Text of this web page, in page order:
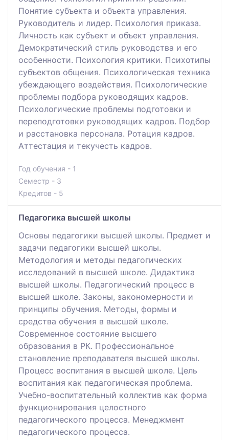
Понятие субъекта и объекта управления.
Руководитель и лидер. Психология приказа.
Личность как субъект и объект управления.
Демократический стиль руководства и его
особенности. Психология критики. Психотипы
субъектов общения. Психологическая техника
убеждающего воздействия. Психологические
проблемы подбора руководящих кадров.
Психологические проблемы подготовки и
переподготовки руководящих кадров. Подбор
и расстановка персонала. Ротация кадров.
Аттестация и текучесть кадров.
Год обучения - 1
Семестр - 3
Кредитов - 5
Педагогика высшей школы
Основы педагогики высшей школы. Предмет и
задачи педагогики высшей школы.
Методология и методы педагогических
исследований в высшей школе. Дидактика
высшей школы. Педагогический процесс в
высшей школе. Законы, закономерности и
принципы обучения. Методы, формы и
средства обучения в высшей школе.
Современное состояние высшего
образования в РК. Профессиональное
становление преподавателя высшей школы.
Процесс воспитания в высшей школе. Цель
воспитания как педагогическая проблема.
Учебно-воспитательный коллектив как форма
функционирования целостного
педагогического процесса. Менеджмент
педагогического процесса.